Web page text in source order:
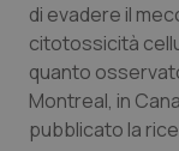
Calabria
Campania
Asma &
Car-T
di evadere il
citotossicità
quanto
Montreal, in
pubblicato la